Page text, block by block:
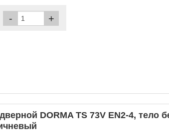
- +
DORMA TS 73V EN2-4, тело